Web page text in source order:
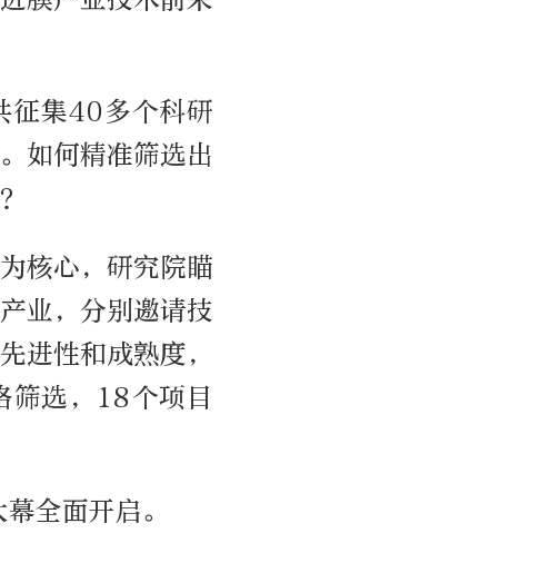
征集40多个科研
如何精准筛选出
核心，研究院瞄
业，分别邀请技
进性和成熟度，
筛选，18个项目
全面开启。